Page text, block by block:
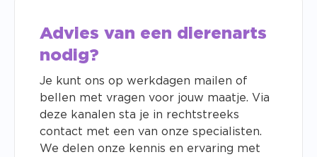
Advies van een dierenarts
nodig?
Je kunt ons op werkdagen mailen of
bellen met vragen voor jouw maatje. Via
deze kanalen sta je in rechtstreeks
contact met een van onze specialisten.
We delen onze kennis en ervaring met